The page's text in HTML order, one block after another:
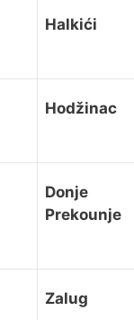
Halkići
Hodžinac
Donje
Prekounje
Zalug